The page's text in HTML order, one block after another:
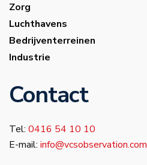
Zorg
Luchthavens
Bedrijventerreinen
Industrie
Contact
Tel: 0416 54 10 10
E-mail: info@vcsobservation.com